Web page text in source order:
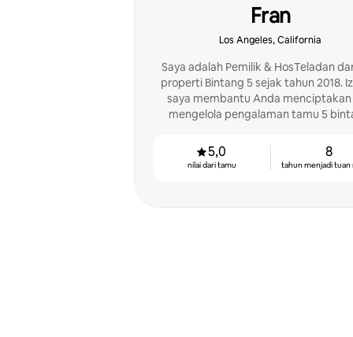
Fran
Los Angeles, California
Saya adalah Pemilik & HosTeladan
properti Bintang 5 sejak tahun 2018.
saya membantu Anda
mengelola pengalaman tamu 5
banyak!
5,0
nilai dari tamu
8
tahun menjadi tuan